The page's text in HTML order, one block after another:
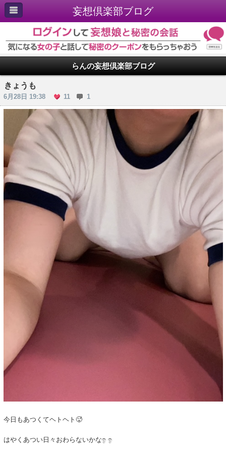
妄想倶楽部ブログ
らんの妄想倶楽部ブログ
きょうも
6月28日 19:38 11 1
今日もあつくてヘトヘト🥵
はやくあつい日々おわらないかなඉ ඉ